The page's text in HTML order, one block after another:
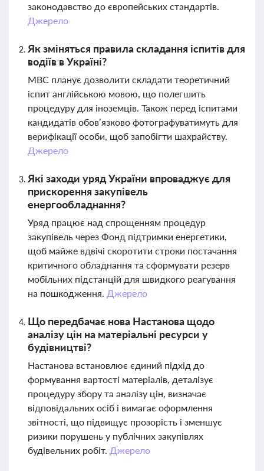
законодавство до європейських стандартів.
Джерело
Як зміняться правила складання іспитів для
водіїв в Україні?
МВС планує дозволити складати теоретичний
іспит англійською мовою, що полегшить
процедуру для іноземців. Також перед іспитами
кандидатів обов’язково фотографуватимуть для
верифікації особи, щоб запобігти шахрайству.
Джерело
Які заходи уряд України впроваджує для
прискорення закупівель
енергообладнання?
Уряд працює над спрощенням процедур
закупівель через Фонд підтримки енергетики,
щоб майже вдвічі скоротити строки постачання
критичного обладнання та сформувати резерв
мобільних підстанцій для швидкого реагування
на пошкодження. Джерело
Що передбачає нова Настанова щодо
аналізу цін на матеріальні ресурси у
будівництві?
Настанова встановлює єдиний підхід до
формування вартості матеріалів, деталізує
процедуру збору та аналізу цін, визначає
відповідальних осіб і вимагає оформлення
звітності, що підвищує прозорість і зменшує
ризики порушень у публічних закупівлях
будівельних робіт. Джерело